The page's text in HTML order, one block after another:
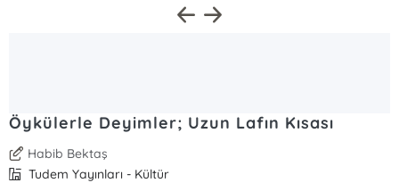
Öykülerle Deyimler; Uzun Lafın Kısası
Habib Bektaş
Tudem Yayınları - Kültür